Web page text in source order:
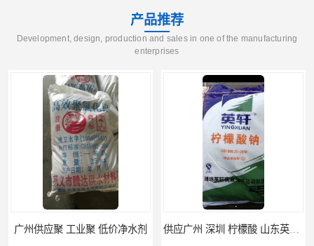
产品推荐
Development, design, production and sales in one of the manufacturing
enterprises
广州供应聚 工业聚 低价净水剂